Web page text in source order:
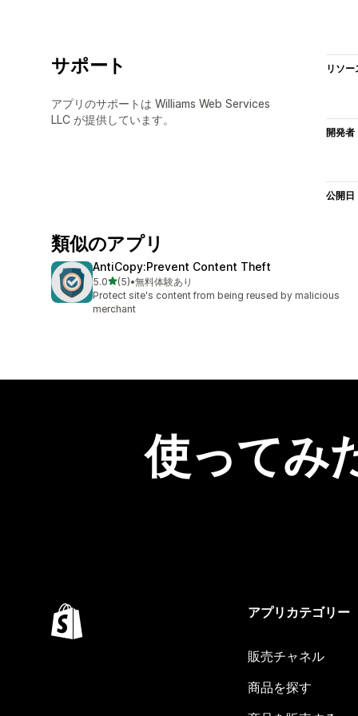
サポート
アプリのサポートは Williams Web Services
LLC が提供しています。
リソー
開発者
公開日
類似のアプリ
AntiCopy:Prevent Content Theft
5.05つ星中
(5)
合計レビュー数：5件
•無料体験あり
Protect site's content from being reused by malicious
merchant
使ってみ
アプリカテゴリー
販売チャネル
商品を探す